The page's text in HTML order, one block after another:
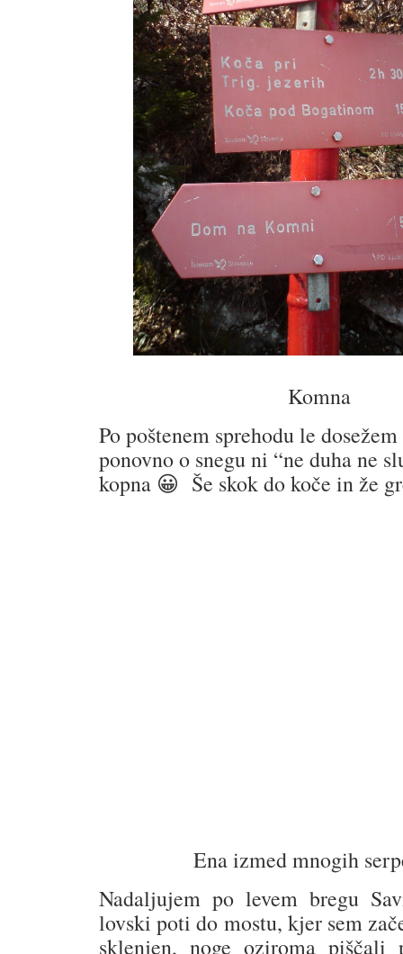
Komna
Po poštenem sprehodu le
ponovno o snegu ni “ne duha ne
kopna 😀 Še skok do koče in že
Ena izmed mnogih
Nadaljujem po levem bregu
lovski poti do mostu, kjer sem
sklenjen, noge oziroma piščali